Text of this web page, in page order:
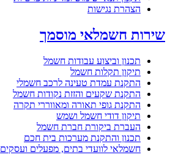
הצהרת נגישות
שירות חשמלאי מוסמך
תכנון וביצוע עבודות חשמל
תיקון תקלות חשמל
התקנת עמדת טעינה לרכב חשמלי
התקנת שקעים והזזת נקודות חשמל
התקנת גופי תאורה ומאווררי תקרה
תיקון דודי חשמל ושמש
העברת ביקורת חברת חשמל
תכנון והתקנת מערכות בית חכם
חשמלאי לוועדי בתים, מפעלים ועסקים